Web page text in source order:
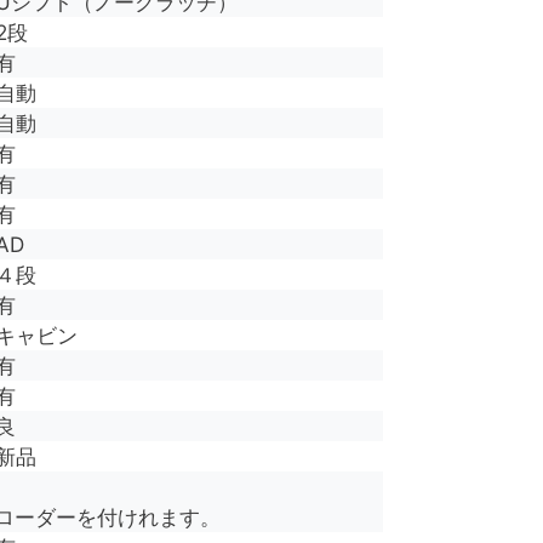
段
動
動
段
ャビン
品
ダーを付けれます。